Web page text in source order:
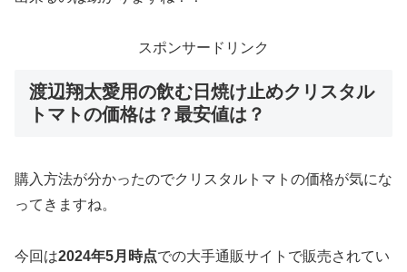
スポンサードリンク
渡辺翔太愛用の飲む日焼け止めクリスタル
トマトの価格は？最安値は？
購入方法が分かったのでクリスタルトマトの価格が気にな
ってきますね。
今回は2024年5月時点での大手通販サイトで販売されてい